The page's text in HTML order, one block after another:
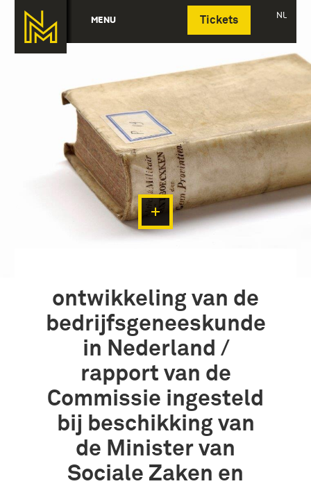
MENU Tickets NL
Deutsch
ontwikkeling van de
bedrijfsgeneeskunde
in Nederland /
rapport van de
Commissie ingesteld
bij beschikking van
de Minister van
Sociale Zaken en